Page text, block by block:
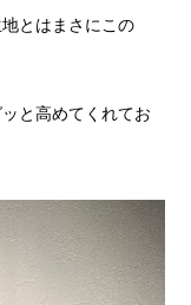
とはまさにこの
と高めてくれてお